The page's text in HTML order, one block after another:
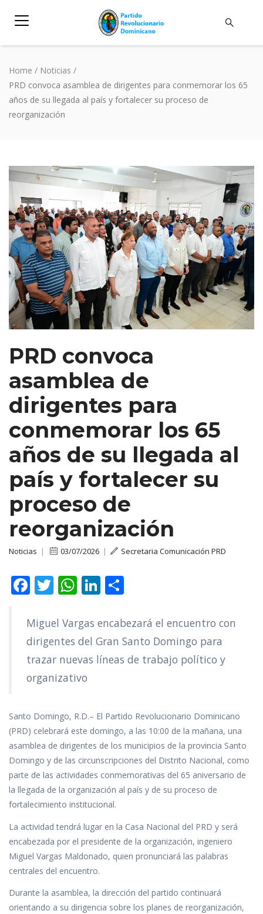
Home / Noticias /
PRD convoca asamblea de dirigentes para conmemorar los 65
años de su llegada al país y fortalecer su proceso de
reorganización
PRD convoca
asamblea de
dirigentes para
conmemorar los 65
años de su llegada al
país y fortalecer su
proceso de
reorganización
Noticias | 03/07/2026 | Secretaria Comunicación PRD
F
e
b
o
o
T
itt
er
W
at
s
A
p
Li
k
e
dI
m
p
ar
Miguel Vargas encabezará el encuentro con
dirigentes del Gran Santo Domingo para
trazar nuevas líneas de trabajo político y
organizativo
Santo Domingo, R.D.– El Partido Revolucionario Dominicano
(PRD) celebrará este domingo, a las 10:00 de la mañana, una
asamblea de dirigentes de los municipios de la provincia Santo
Domingo y de las circunscripciones del Distrito Nacional, como
parte de las actividades conmemorativas del 65 aniversario de
la llegada de la organización al país y de su proceso de
fortalecimiento institucional.
La actividad tendrá lugar en la Casa Nacional del PRD y será
encabezada por el presidente de la organización, ingeniero
Miguel Vargas Maldonado, quien pronunciará las palabras
centrales del encuentro.
Durante la asamblea, la dirección del partido continuará
orientando a su dirigencia sobre los planes de reorganización,